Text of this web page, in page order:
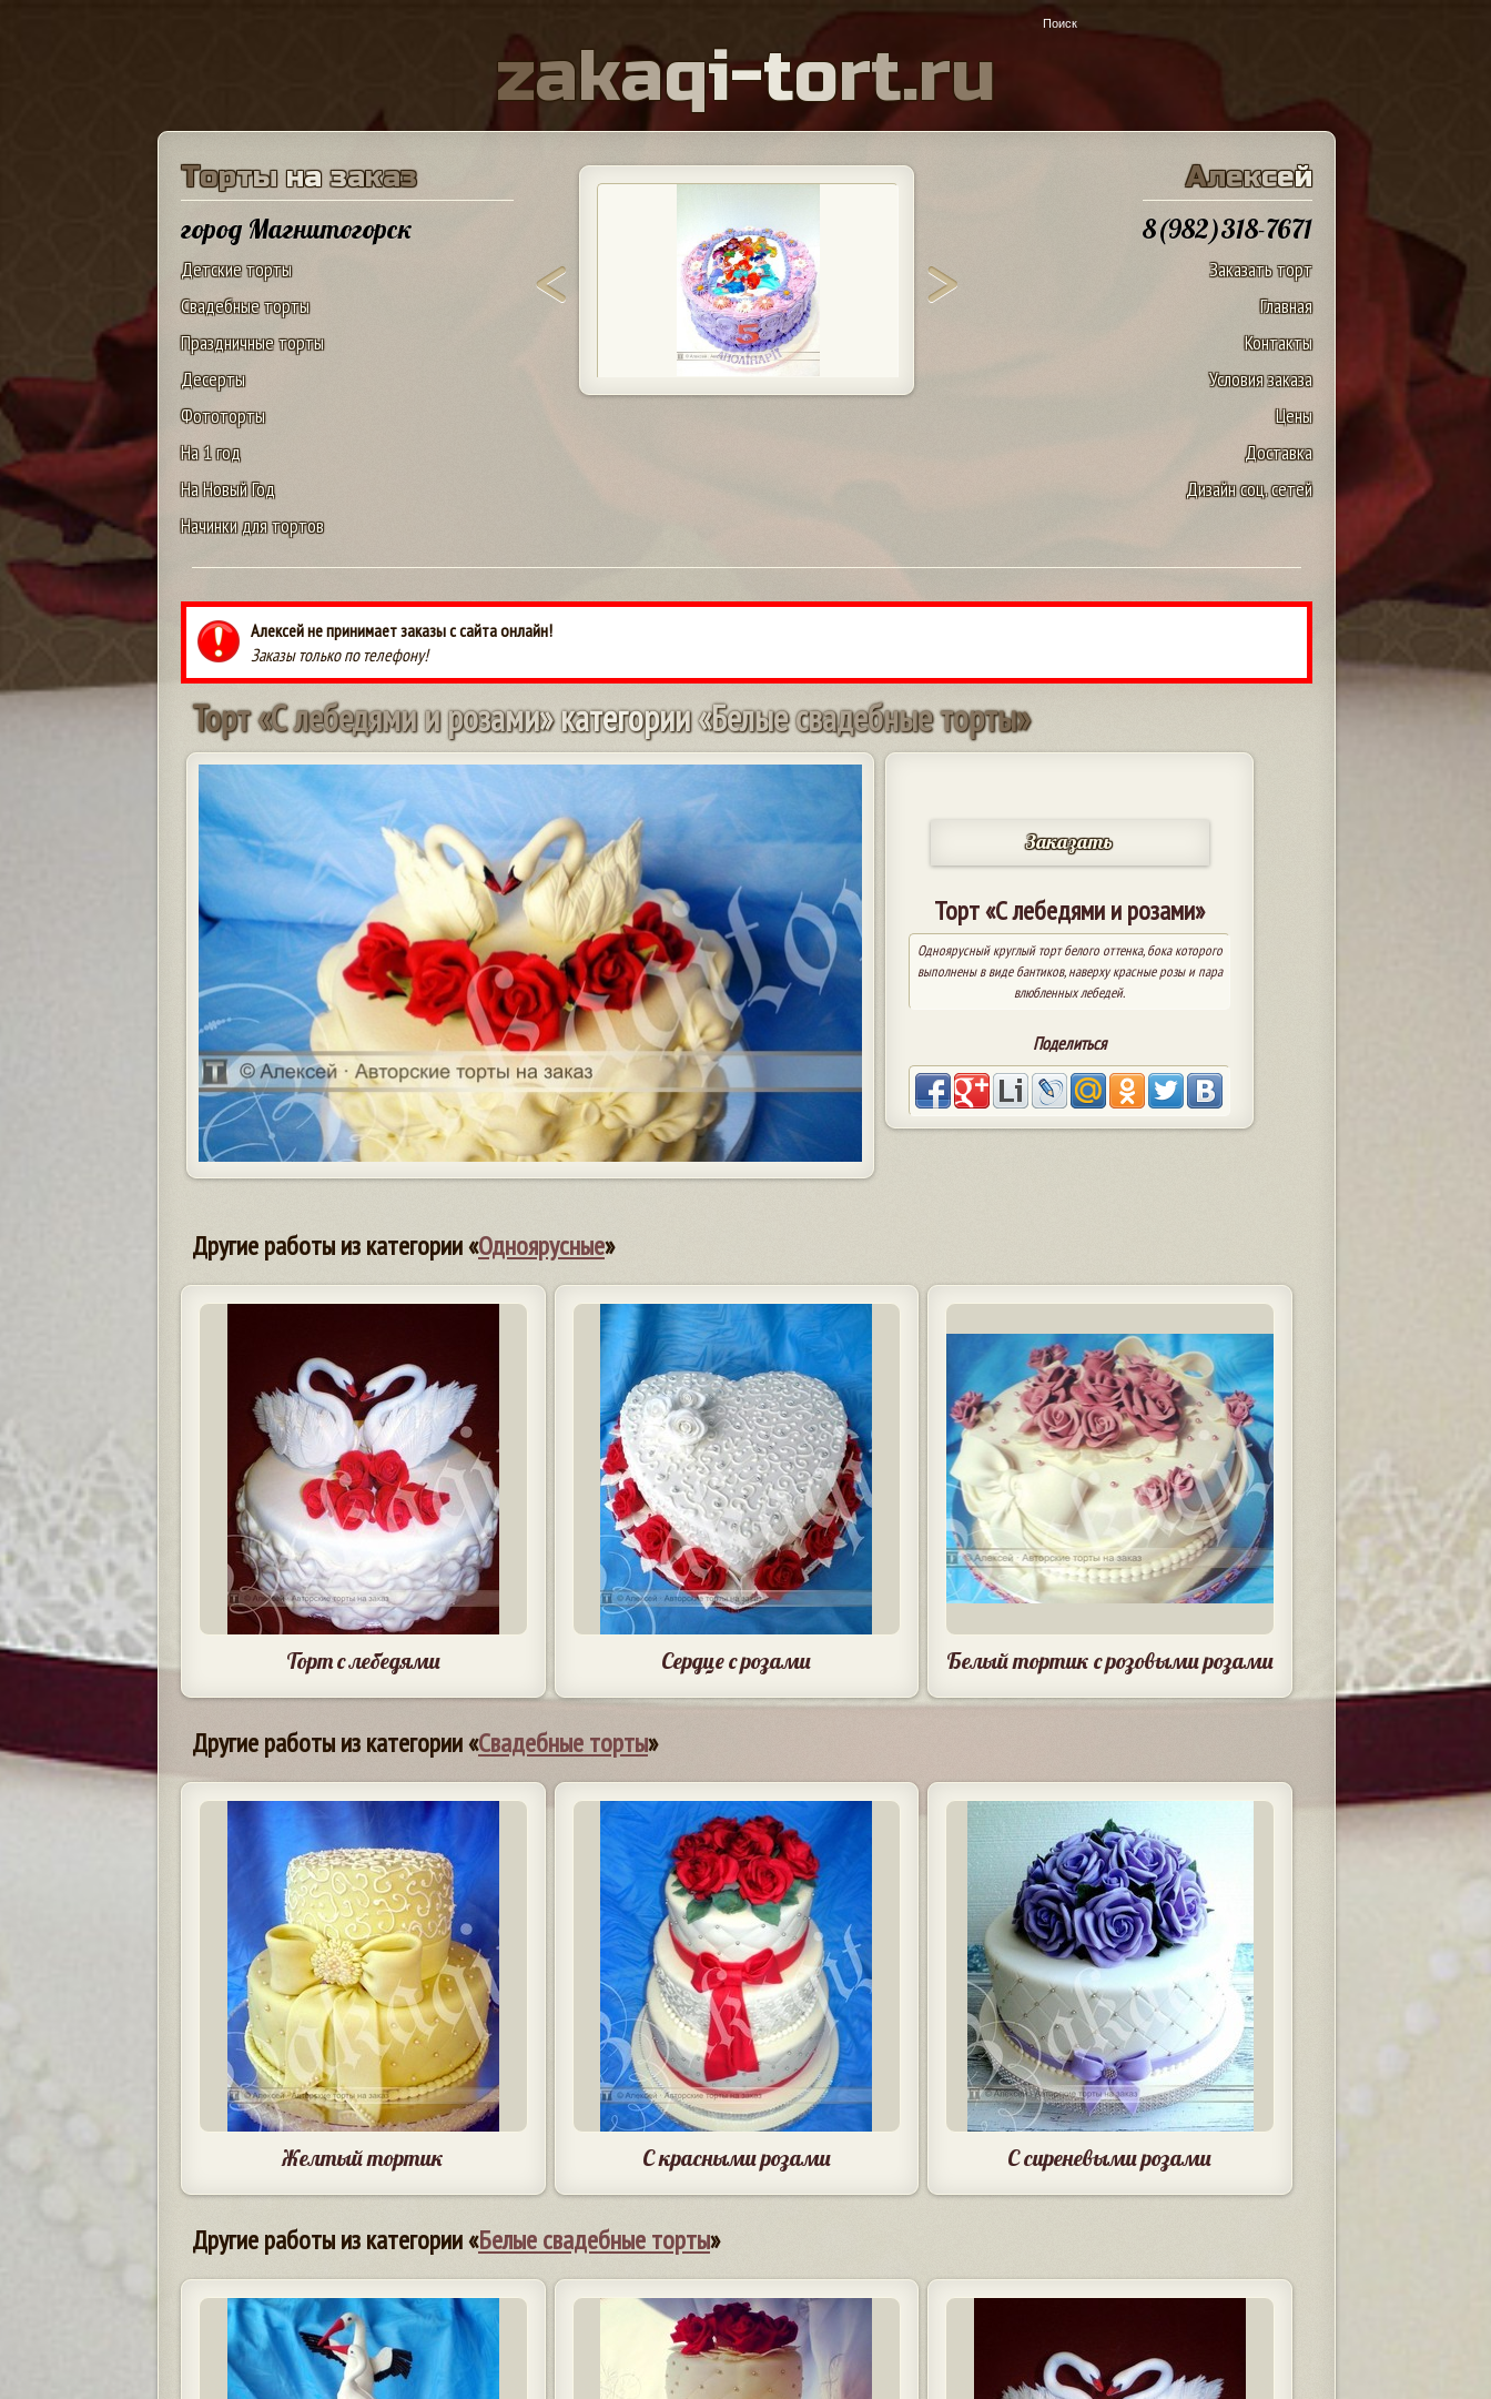
zakaqi-tort.ru
Торты на заказ
город Магнитогорск
Детские торты
Свадебные торты
Праздничные торты
Десерты
Фототорты
На 1 год
На Новый Год
Начинки для тортов
Алексей
8(982)318-7671
Заказать торт
Главная
Контакты
Условия заказа
Цены
Доставка
Дизайн соц. сетей
Алексей не принимает заказы с сайта онлайн!
Заказы только по телефону!
Торт«Слебедямиирозами»категории«Белыесвадебныеторты»
Заказать
Торт «С лебедями и розами»
Одноярусный круглый торт белого оттенка, бока которого
выполнены в виде бантиков, наверху красные розы и пара
влюбленных лебедей.
Поделиться
Другие работы из категории «Одноярусные»
Торт с лебедями Сердце с розами Белый тортик с розовыми розами
Другие работы из категории «Свадебные торты»
Желтый тортик С красными розами С сиреневыми розами
Другие работы из категории «Белые свадебные торты»